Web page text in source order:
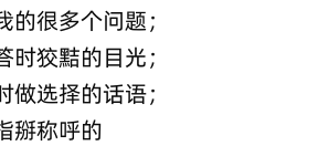
很多个问题；
狡黠的目光；
选择的话语；
掰称呼的